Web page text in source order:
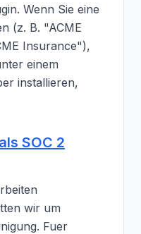
Wenn Sie eine
(z. B. "ACME
Insurance"),
einem
installieren,
SOC 2
wir um
Fuer